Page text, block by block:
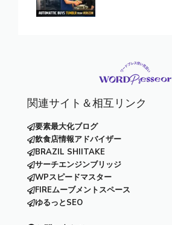
関連サイト＆相互リンク
要素最大化ブログ
飲食店情報アドバイザー
BRAZIL SHIITAKE
サーチエンジンブリッジ
WPスピードマスター
FIREムーブメントスペース
ゆるっとSEO